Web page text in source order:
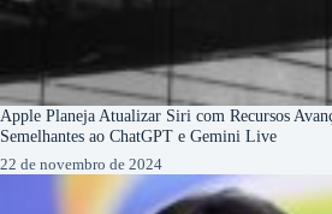
Apple Planeja Atualizar Siri com Recursos
Semelhantes ao ChatGPT e Gemini Live
22 de novembro de 2024